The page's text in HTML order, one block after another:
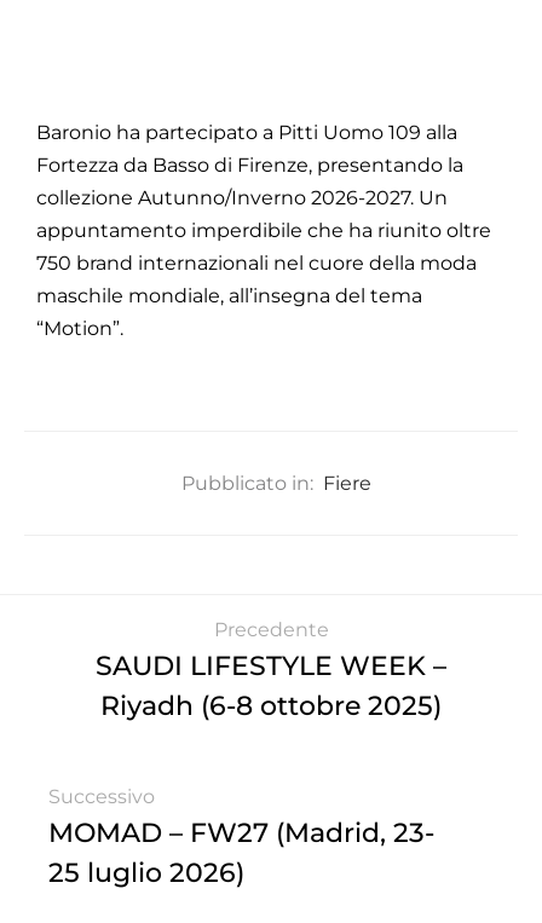
Baronio ha partecipato a Pitti Uomo 109 alla
Fortezza da Basso di Firenze, presentando la
collezione Autunno/Inverno 2026-2027. Un
appuntamento imperdibile che ha riunito oltre
750 brand internazionali nel cuore della moda
maschile mondiale, all’insegna del tema
“Motion”.
Pubblicato in: Fiere
Precedente
SAUDI LIFESTYLE WEEK –
Riyadh (6-8 ottobre 2025)
Successivo
MOMAD – FW27 (Madrid, 23-
25 luglio 2026)